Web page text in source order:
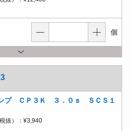
個
プ ＣＰ３Ｋ ３．０ｓ ＳＣＳ１
抜）： ¥3,940